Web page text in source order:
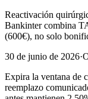
Reactivación
Bankinter combina
(600€), no solo
30 de junio de 2026·
Expira la ventana de
reemplazo